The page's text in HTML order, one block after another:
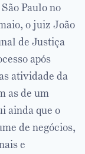
Paulo no
o juiz João
de Justiça
após
atividade da
as de um
ainda que o
de negócios,
e